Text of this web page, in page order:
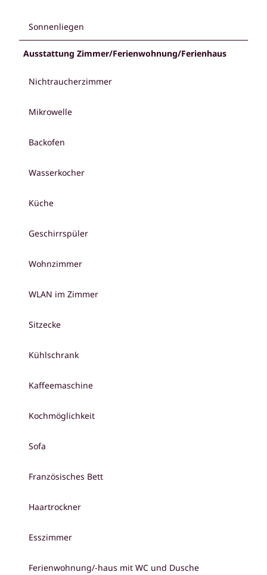
Sonnenliegen
Ausstattung Zimmer/Ferienwohnung/Ferienhaus
Nichtraucherzimmer
Mikrowelle
Backofen
Wasserkocher
Küche
Geschirrspüler
Wohnzimmer
WLAN im Zimmer
Sitzecke
Kühlschrank
Kaffeemaschine
Kochmöglichkeit
Sofa
Französisches Bett
Haartrockner
Esszimmer
Ferienwohnung/-haus mit WC und Dusche